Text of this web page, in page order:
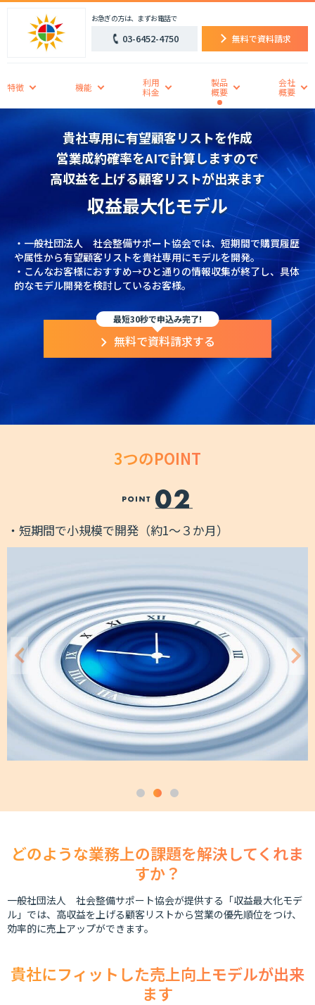
特徴 機能
利用
料金
製品
概要
会社
概要
お急ぎの方は、まずお電話で
03-6452-4750 無料で資料請求
貴社専用に有望顧客リストを作成
営業成約確率をAIで計算しますので
高収益を上げる顧客リストが出来ます
収益最大化モデル
・一般社団法人 社会整備サポート協会では、短期間で購買履歴
や属性から有望顧客リストを貴社専用にモデルを開発。
・こんなお客様におすすめ→ひと通りの情報収集が終了し、具体
的なモデル開発を検討しているお客様。
最短30秒で申込み完了!
無料で資料請求する
3つのPOINT
・短期間で小規模で開発（約1～３か月）
どのような業務上の課題を解決してくれま
すか？
一般社団法人 社会整備サポート協会が提供する「収益最大化モデ
ル」では、高収益を上げる顧客リストから営業の優先順位をつけ、
効率的に売上アップができます。
貴社にフィットした売上向上モデルが出来
ます